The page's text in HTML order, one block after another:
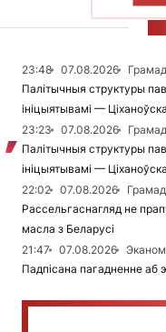
23:48 07.08.2026
Палітычныя структуры
ініцыятывамі —
23:23
07.08.2026
Палітычныя структуры
ініцыятывамі —
22:02
07.08.2026
Рассельгаснагляд не
масла з Беларусі
21:47
07.08.2026
Падпісана пагадненне аб